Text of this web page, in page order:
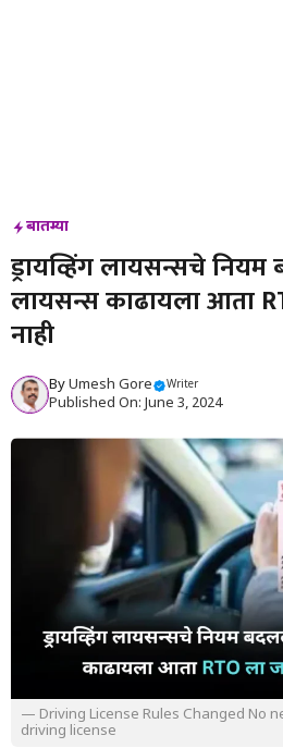
बातम्या
ड्रायव्हिंग लायसन्सचे नियम
लायसन्स काढायला आता
नाही
ByUmesh Gore Writer
Published On: June 3, 2024
— Driving License Rules Changed No
driving license